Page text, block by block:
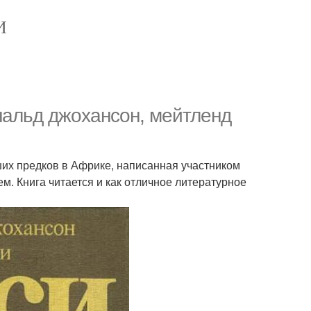
джохансон, мейтленд
предков в Африке, написанная участником
Книга читается и как отличное литературное